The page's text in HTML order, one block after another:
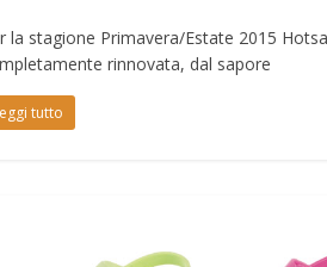
la stagione Primavera/Estate 2015
rinnovata, dal sapore
tutto